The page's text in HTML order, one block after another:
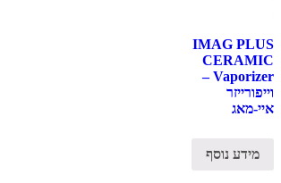
IMAG PLUS
CERAMIC
Vaporizer –
וייפורייזר
איי-מאג
מידע נוסף